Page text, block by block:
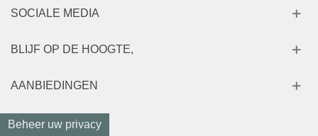
SOCIALE MEDIA
BLIJF OP DE HOOGTE,
AANBIEDINGEN
Beheer uw privacy